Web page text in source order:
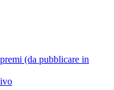
(da pubblicare in